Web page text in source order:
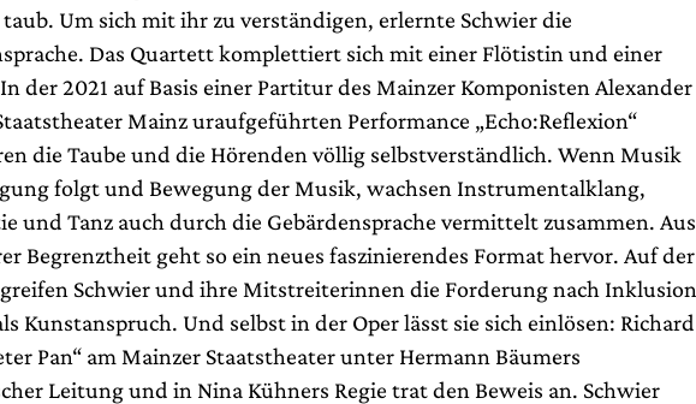
Um sich mit ihr zu verständigen, erlernte Schwier die
Das Quartett komplettiert sich mit einer Flötistin und einer
der 2021 auf Basis einer Partitur des Mainzer Komponisten Alexander
Mainz uraufgeführten Performance „Echo:Reflexion“
die Taube und die Hörenden völlig selbstverständlich. Wenn Musik
folgt und Bewegung der Musik, wachsen Instrumentalklang,
und Tanz auch durch die Gebärdensprache vermittelt zusammen. Aus
Begrenztheit geht so ein neues faszinierendes Format hervor. Auf der
Schwier und ihre Mitstreiterinnen die Forderung nach Inklusion
Kunstanspruch. Und selbst in der Oper lässt sie sich einlösen: Richard
Pan“ am Mainzer Staatstheater unter Hermann Bäumers
Leitung und in Nina Kühners Regie trat den Beweis an. Schwier